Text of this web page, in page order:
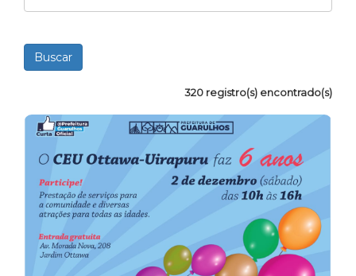
320 registro(s) encontrado(s)